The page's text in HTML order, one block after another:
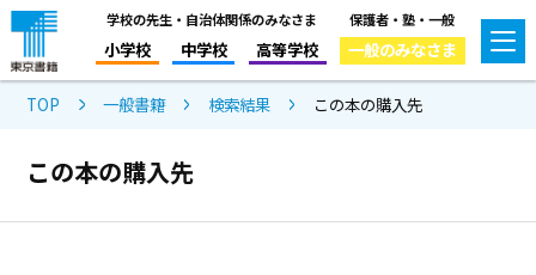
学校の先生・自治体関係のみなさま
小学校 中学校 高等学校
保護者・塾・一般
一般のみなさま
TOP 一般書籍 検索結果 この本の購入先
この本の購入先